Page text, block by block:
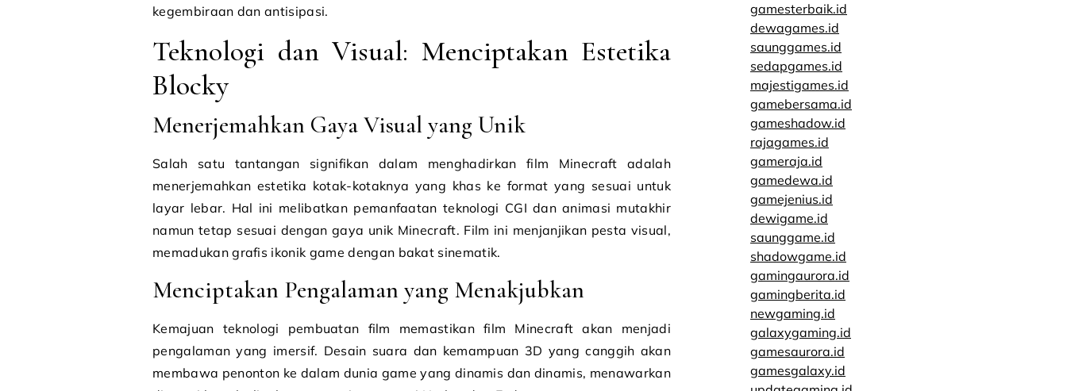
kegembiraan dan antisipasi.
Teknologi dan Visual: Menciptakan Estetika
Blocky
Menerjemahkan Gaya Visual yang Unik
Salah satu tantangan signifikan dalam menghadirkan film Minecraft adalah
menerjemahkan estetika kotak-kotaknya yang khas ke format yang sesuai untuk
layar lebar. Hal ini melibatkan pemanfaatan teknologi CGI dan animasi mutakhir
namun tetap sesuai dengan gaya unik Minecraft. Film ini menjanjikan pesta visual,
memadukan grafis ikonik game dengan bakat sinematik.
Menciptakan Pengalaman yang Menakjubkan
Kemajuan teknologi pembuatan film memastikan film Minecraft akan menjadi
pengalaman yang imersif. Desain suara dan kemampuan 3D yang canggih akan
membawa penonton ke dalam dunia game yang dinamis dan dinamis, menawarkan
gamesterbaik.id
dewagames.id
saunggames.id
sedapgames.id
majestigames.id
gamebersama.id
gameshadow.id
rajagames.id
gameraja.id
gamedewa.id
gamejenius.id
dewigame.id
saunggame.id
shadowgame.id
gamingaurora.id
gamingberita.id
newgaming.id
galaxygaming.id
gamesaurora.id
gamesgalaxy.id